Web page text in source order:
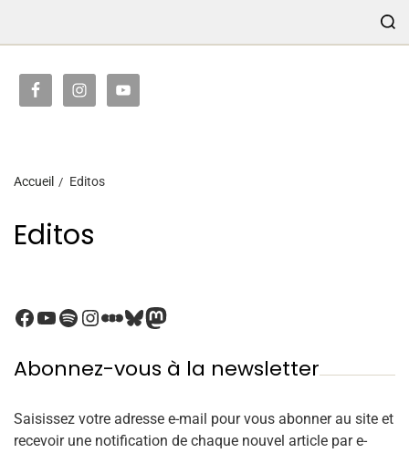
Accueil Editos
Editos
Abonnez-vous à la newsletter
Saisissez votre adresse e-mail pour vous abonner au site et
recevoir une notification de chaque nouvel article par e-